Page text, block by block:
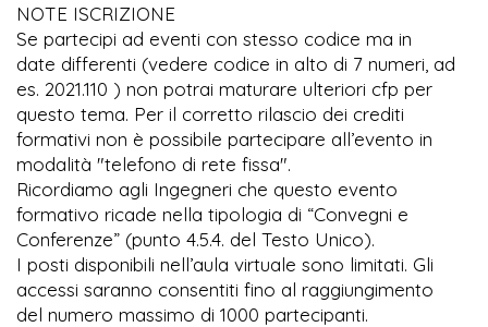
NOTE ISCRIZIONE
Se partecipi ad eventi con stesso codice ma in
date differenti (vedere codice in alto di 7 numeri, ad
es. 2021.110 ) non potrai maturare ulteriori cfp per
questo tema. Per il corretto rilascio dei crediti
formativi non è possibile partecipare all’evento in
modalità "telefono di rete fissa".
Ricordiamo agli Ingegneri che questo evento
formativo ricade nella tipologia di “Convegni e
Conferenze” (punto 4.5.4. del Testo Unico).
I posti disponibili nell’aula virtuale sono limitati. Gli
accessi saranno consentiti fino al raggiungimento
del numero massimo di 1000 partecipanti.